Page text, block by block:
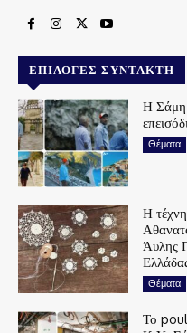
ΕΠΙΛΟΓΈΣ ΣΥΝΤΆΚΤΗ
Η Σάμη
Θέματα
Η
Άυλης
Θέματα
Το